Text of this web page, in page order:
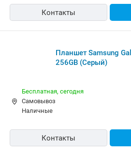
Контакты
Планшет Samsung
256GB (Серый)
Бесплатная, сегодня
Самовывоз
наличные
Контакты